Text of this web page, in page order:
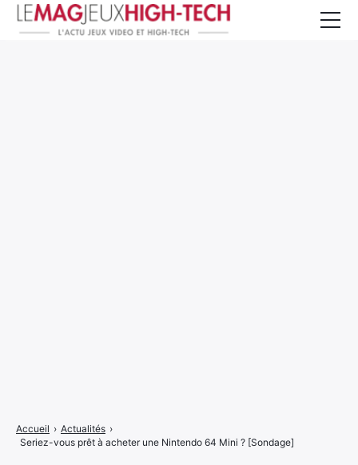
Accueil › Actualités ›
Seriez-vous prêt à acheter une Nintendo 64 Mini ? [Sondage]